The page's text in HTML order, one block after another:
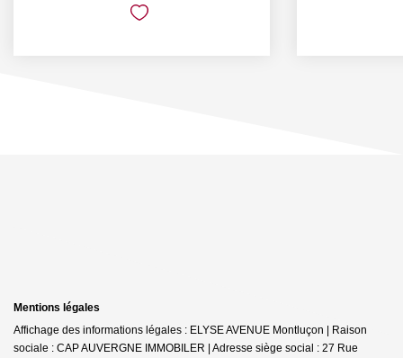
Mentions légales
Affichage des informations légales : ELYSE AVENUE Montluçon | Raison
sociale : CAP AUVERGNE IMMOBILER | Adresse siège social : 27 Rue